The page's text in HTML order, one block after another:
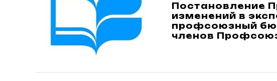
Постановление
изменений в
профсоюзный
членов